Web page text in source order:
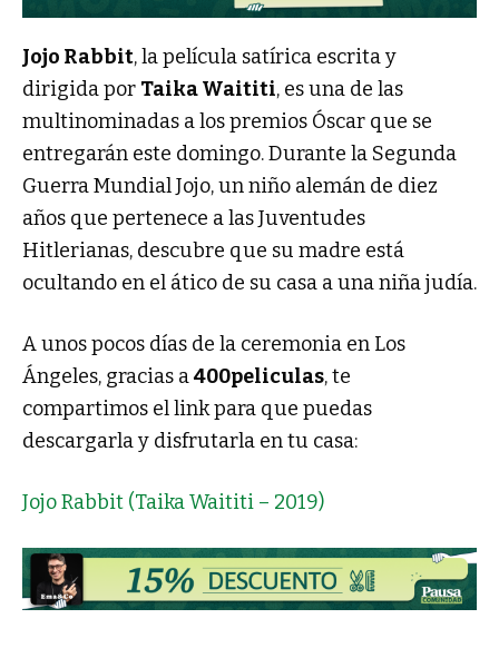
Jojo Rabbit, la película satírica escrita y
dirigida por Taika Waititi, es una de las
multinominadas a los premios Óscar que se
entregarán este domingo. Durante la Segunda
Guerra Mundial Jojo, un niño alemán de diez
años que pertenece a las Juventudes
Hitlerianas, descubre que su madre está
ocultando en el ático de su casa a una niña judía.
A unos pocos días de la ceremonia en Los
Ángeles, gracias a400peliculas, te
compartimos el link para que puedas
descargarla y disfrutarla en tu casa:
Jojo Rabbit (Taika Waititi – 2019)